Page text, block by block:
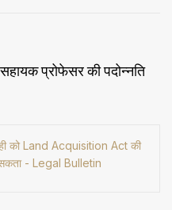
प्रोफेसर की पदोन्नति
को Land Acquisition Act की
सकता - Legal Bulletin